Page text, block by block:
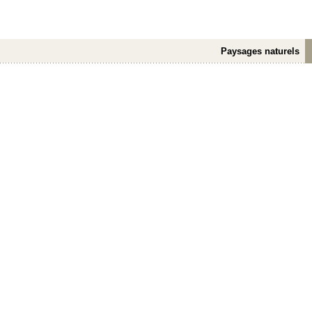
Paysages naturels